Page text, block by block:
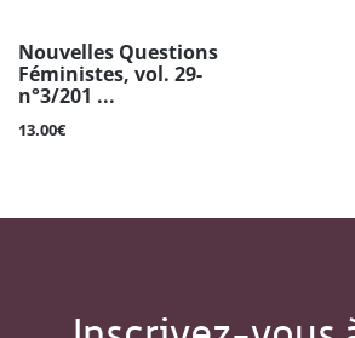
Nouvelles Questions
Féministes, vol. 29-
n°3/201 ...
13.00€